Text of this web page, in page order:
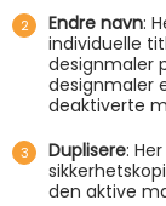
Endre navn:
individuelle
designmaler
designmaler
deaktiverte
Duplisere:
den aktive